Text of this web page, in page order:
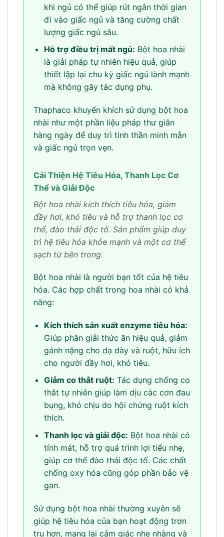
khi ngủ có thể giúp rút ngắn thời gian
đi vào giấc ngủ và tăng cường chất
lượng giấc ngủ sâu.
Hỗ trợ điều trị mất ngủ: Bột hoa nhài
là giải pháp tự nhiên hiệu quả, giúp
thiết lập lại chu kỳ giấc ngủ lành mạnh
mà không gây tác dụng phụ.
Thaphaco khuyến khích sử dụng bột hoa
nhài như một phần liệu pháp thư giãn
hàng ngày để duy trì tinh thần minh mẫn
và giấc ngủ trọn vẹn.
Cải Thiện Hệ Tiêu Hóa, Thanh Lọc Cơ
Thể và Giải Độc
Bột hoa nhài kích thích tiêu hóa, giảm
đầy hơi, khó tiêu và hỗ trợ thanh lọc cơ
thể, đào thải độc tố. Sản phẩm giúp duy
trì hệ tiêu hóa khỏe mạnh và một cơ thể
sạch từ bên trong.
Bột hoa nhài là người bạn tốt của hệ tiêu
hóa. Các hợp chất trong hoa nhài có khả
năng:
Kích thích sản xuất enzyme tiêu hóa:
Giúp phân giải thức ăn hiệu quả, giảm
gánh nặng cho dạ dày và ruột, hữu ích
cho người đầy hơi, khó tiêu.
Giảm co thắt ruột: Tác dụng chống co
thắt tự nhiên giúp làm dịu các cơn đau
bụng, khó chịu do hội chứng ruột kích
thích.
Thanh lọc và giải độc: Bột hoa nhài có
tính mát, hỗ trợ quá trình lợi tiểu nhẹ,
giúp cơ thể đào thải độc tố. Các chất
chống oxy hóa cũng góp phần bảo vệ
gan.
Sử dụng bột hoa nhài thường xuyên sẽ
giúp hệ tiêu hóa của bạn hoạt động trơn
tru hơn, mang lại cảm giác nhẹ nhàng và